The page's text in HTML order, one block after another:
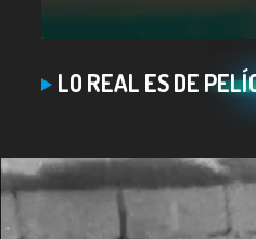
COMPARTIR
LO REAL ES DE